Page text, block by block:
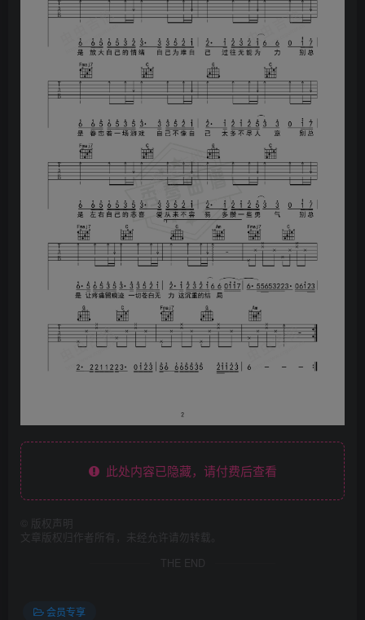
此处内容已隐藏，请付费后查看
版权声明
文章版权归作者所有，未经允许请勿转载。
THE END
会员专享